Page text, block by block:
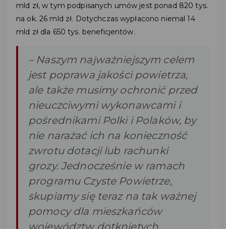
mld zł, w tym podpisanych umów jest ponad 820 tys.
na ok. 26 mld zł. Dotychczas wypłacono niemal 14
mld zł dla 650 tys. beneficjentów.
– Naszym najważniejszym celem
jest poprawa jakości powietrza,
ale także musimy ochronić przed
nieuczciwymi wykonawcami i
pośrednikami Polki i Polaków, by
nie narażać ich na konieczność
zwrotu dotacji lub rachunki
grozy. Jednocześnie w ramach
programu Czyste Powietrze,
skupiamy się teraz na tak ważnej
pomocy dla mieszkańców
województw dotkniętych